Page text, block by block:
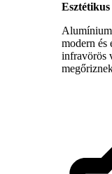
Esztétikus
modern és
infravörös